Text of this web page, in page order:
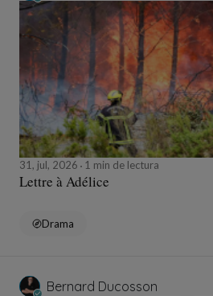
31, jul, 2026 1 min de lectura
Lettre à Adélice
Drama
Bernard Ducosson